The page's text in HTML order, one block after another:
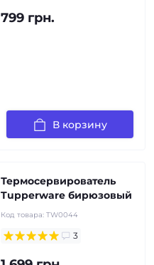
799 грн.
В корзину
Термосервирователь
Tupperware бирюзовый
Код товара: TW0044
3